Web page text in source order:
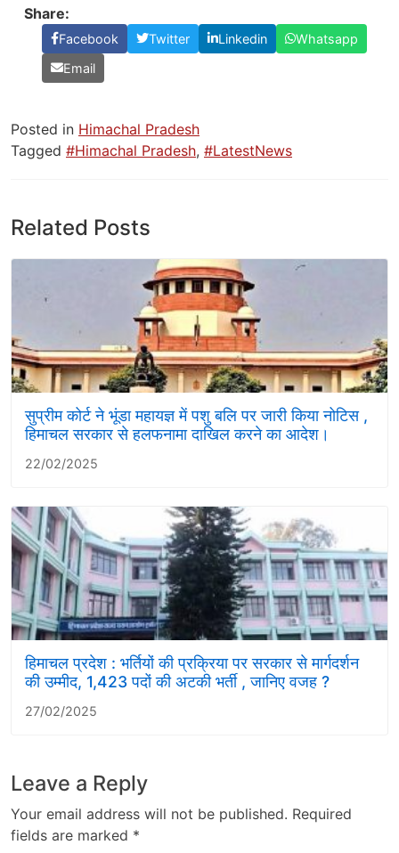
Share:
Facebook Twitter Linkedin
Whatsapp
Email
Posted in Himachal Pradesh
Tagged #Himachal Pradesh, #LatestNews
Related Posts
सुप्रीम कोर्ट ने भूंडा महायज्ञ में पशु बलि पर जारी किया नोटिस ,
हिमाचल सरकार से हलफनामा दाखिल करने का आदेश।
22/02/2025
हिमाचल प्रदेश : भर्तियों की प्रक्रिया पर सरकार से मार्गदर्शन
की उम्मीद, 1,423 पदों की अटकी भर्ती , जानिए वजह ?
27/02/2025
Leave a Reply
Your email address will not be published. Required
fields are marked *